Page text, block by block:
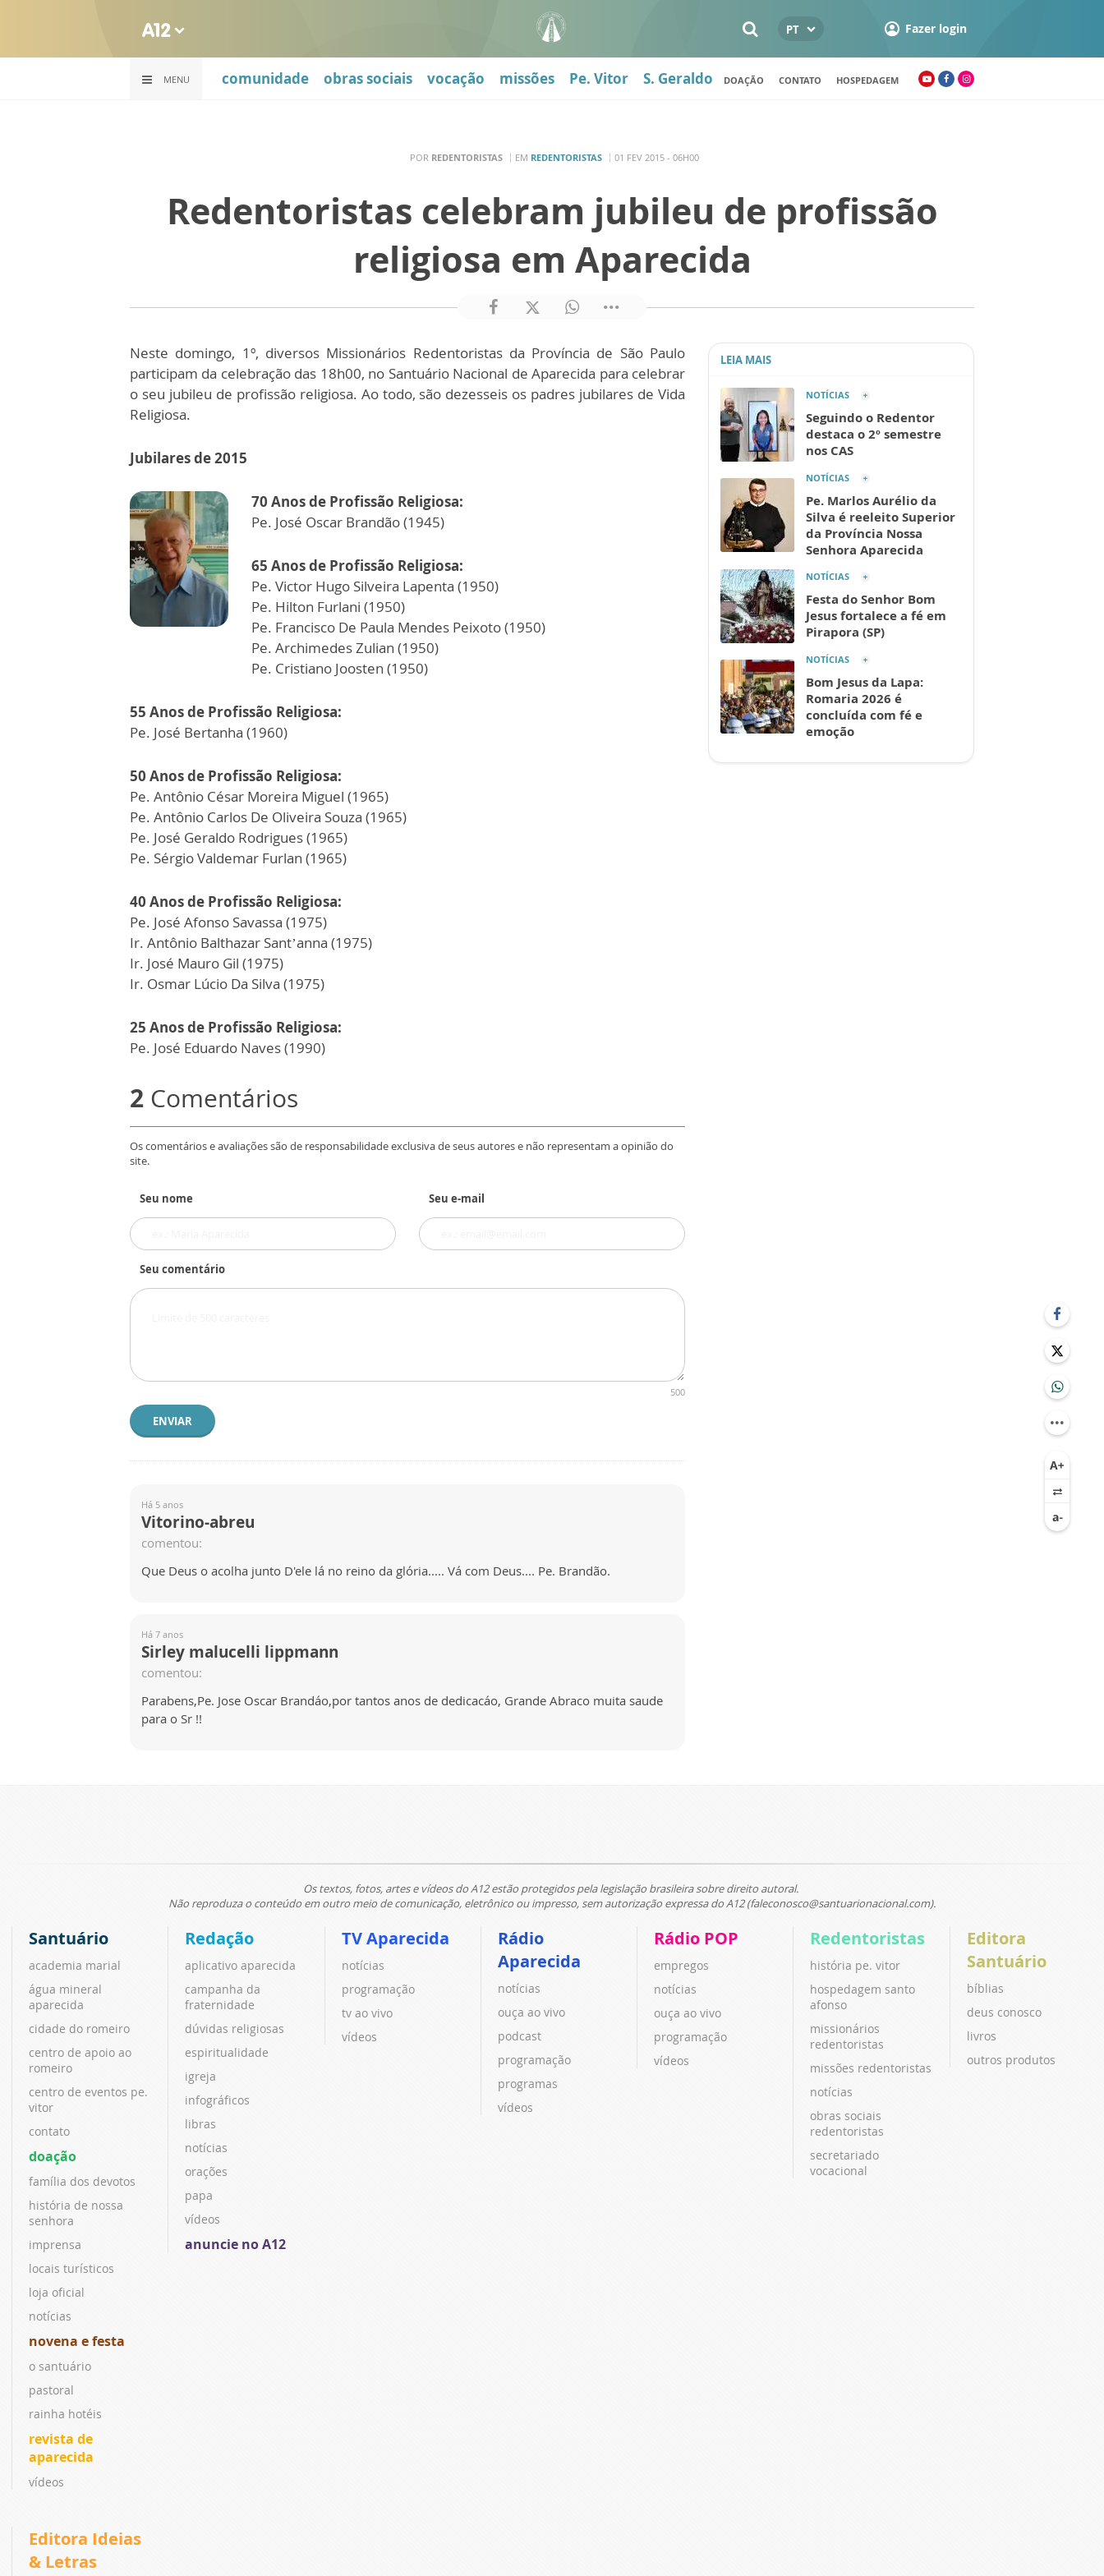
PT Fazer login
MENU comunidade obras sociais vocação missões Pe. Vitor S. Geraldo DOAÇÃO CONTATO HOSPEDAGEM
POR REDENTORISTAS EM REDENTORISTAS 01 FEV 2015 - 06H00
Redentoristas celebram jubileu de profissão
religiosa em Aparecida
Neste domingo, 1º, diversos Missionários Redentoristas da Província de São Paulo
participam da celebração das 18h00, no Santuário Nacional de Aparecida para celebrar
o seu jubileu de profissão religiosa. Ao todo, são dezesseis os padres jubilares de Vida
Religiosa.
Jubilares de 2015
70 Anos de Profissão Religiosa:
Pe. José Oscar Brandão (1945)
65 Anos de Profissão Religiosa:
Pe. Victor Hugo Silveira Lapenta (1950)
Pe. Hilton Furlani (1950)
Pe. Francisco De Paula Mendes Peixoto (1950)
Pe. Archimedes Zulian (1950)
Pe. Cristiano Joosten (1950)
55 Anos de Profissão Religiosa:
Pe. José Bertanha (1960)
50 Anos de Profissão Religiosa:
Pe. Antônio César Moreira Miguel (1965)
Pe. Antônio Carlos De Oliveira Souza (1965)
Pe. José Geraldo Rodrigues (1965)
Pe. Sérgio Valdemar Furlan (1965)
40 Anos de Profissão Religiosa:
Pe. José Afonso Savassa (1975)
Ir. Antônio Balthazar Sant’anna (1975)
Ir. José Mauro Gil (1975)
Ir. Osmar Lúcio Da Silva (1975)
25 Anos de Profissão Religiosa:
Pe. José Eduardo Naves (1990)
2 Comentários
Os comentários e avaliações são de responsabilidade exclusiva de seus autores e não representam a opinião do
site.
Seu nome Seu e-mail
Seu comentário
500
ENVIAR
Há 5 anos
Vitorino-abreu
comentou:
Que Deus o acolha junto D'ele lá no reino da glória..... Vá com Deus.... Pe. Brandão.
Há 7 anos
Sirley malucelli lippmann
comentou:
Parabens,Pe. Jose Oscar Brandáo,por tantos anos de dedicacáo, Grande Abraco muita saude
para o Sr !!
LEIA MAIS
NOTÍCIAS
Seguindo o Redentor
destaca o 2º semestre
nos CAS
NOTÍCIAS
Pe. Marlos Aurélio da
Silva é reeleito Superior
da Província Nossa
Senhora Aparecida
NOTÍCIAS
Festa do Senhor Bom
Jesus fortalece a fé em
Pirapora (SP)
NOTÍCIAS
Bom Jesus da Lapa:
Romaria 2026 é
concluída com fé e
emoção
Os textos, fotos, artes e vídeos do A12 estão protegidos pela legislação brasileira sobre direito autoral.
Não reproduza o conteúdo em outro meio de comunicação, eletrônico ou impresso, sem autorização expressa do A12 (faleconosco@santuarionacional.com).
Santuário
academia marial
água mineral
aparecida
cidade do romeiro
centro de apoio ao
romeiro
centro de eventos pe.
vitor
contato
doação
família dos devotos
história de nossa
senhora
imprensa
locais turísticos
loja oficial
notícias
novena e festa
o santuário
pastoral
rainha hotéis
revista de
aparecida
vídeos
Redação
aplicativo aparecida
campanha da
fraternidade
dúvidas religiosas
espiritualidade
igreja
infográficos
libras
notícias
orações
papa
vídeos
anuncie no A12
TV Aparecida
notícias
programação
tv ao vivo
vídeos
Rádio
Aparecida
notícias
ouça ao vivo
podcast
programação
programas
vídeos
Rádio POP
empregos
notícias
ouça ao vivo
programação
vídeos
Redentoristas
história pe. vitor
hospedagem santo
afonso
missionários
redentoristas
missões redentoristas
notícias
obras sociais
redentoristas
secretariado
vocacional
Editora
Santuário
bíblias
deus conosco
livros
outros produtos
Editora Ideias
& Letras